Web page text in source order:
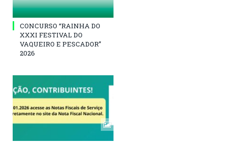
CONCURSO “RAINHA DO
XXXI FESTIVAL DO
VAQUEIRO E PESCADOR”
2026